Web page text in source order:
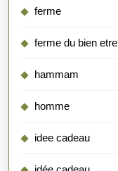
ferme
ferme du bien etre
hammam
homme
idee cadeau